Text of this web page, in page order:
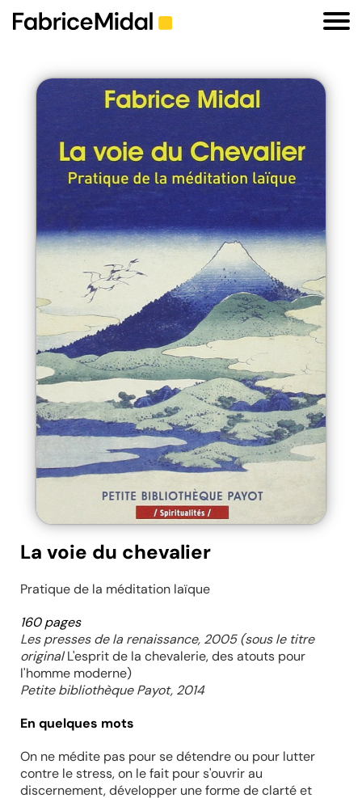
La voie du chevalier
Pratique de la méditation laïque
160 pages
Les presses de la renaissance, 2005 (sous le titre
originalL'esprit de la chevalerie, des atouts pour
l'homme moderne)
Petite bibliothèque Payot, 2014
En quelques mots
On ne médite pas pour se détendre ou pour lutter
contre le stress, on le fait pour s'ouvrir au
discernement, développer une forme de clarté et